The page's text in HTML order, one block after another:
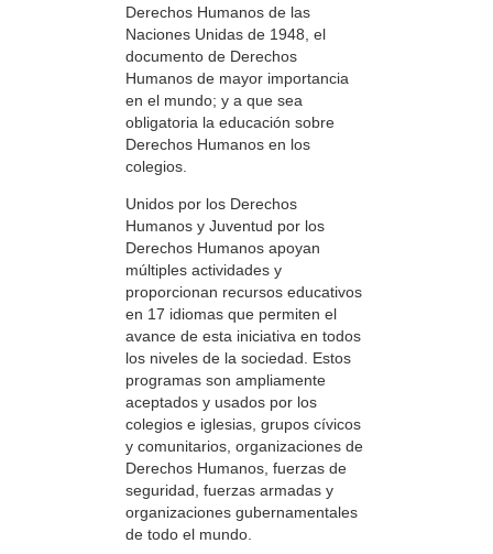
Derechos Humanos de las
Naciones Unidas de 1948, el
documento de Derechos
Humanos de mayor importancia
en el mundo; y a que sea
obligatoria la educación sobre
Derechos Humanos en los
colegios.
Unidos por los Derechos
Humanos y Juventud por los
Derechos Humanos apoyan
múltiples actividades y
proporcionan recursos educativos
en 17 idiomas que permiten el
avance de esta iniciativa en todos
los niveles de la sociedad. Estos
programas son ampliamente
aceptados y usados por los
colegios e iglesias, grupos cívicos
y comunitarios, organizaciones de
Derechos Humanos, fuerzas de
seguridad, fuerzas armadas y
organizaciones gubernamentales
de todo el mundo.